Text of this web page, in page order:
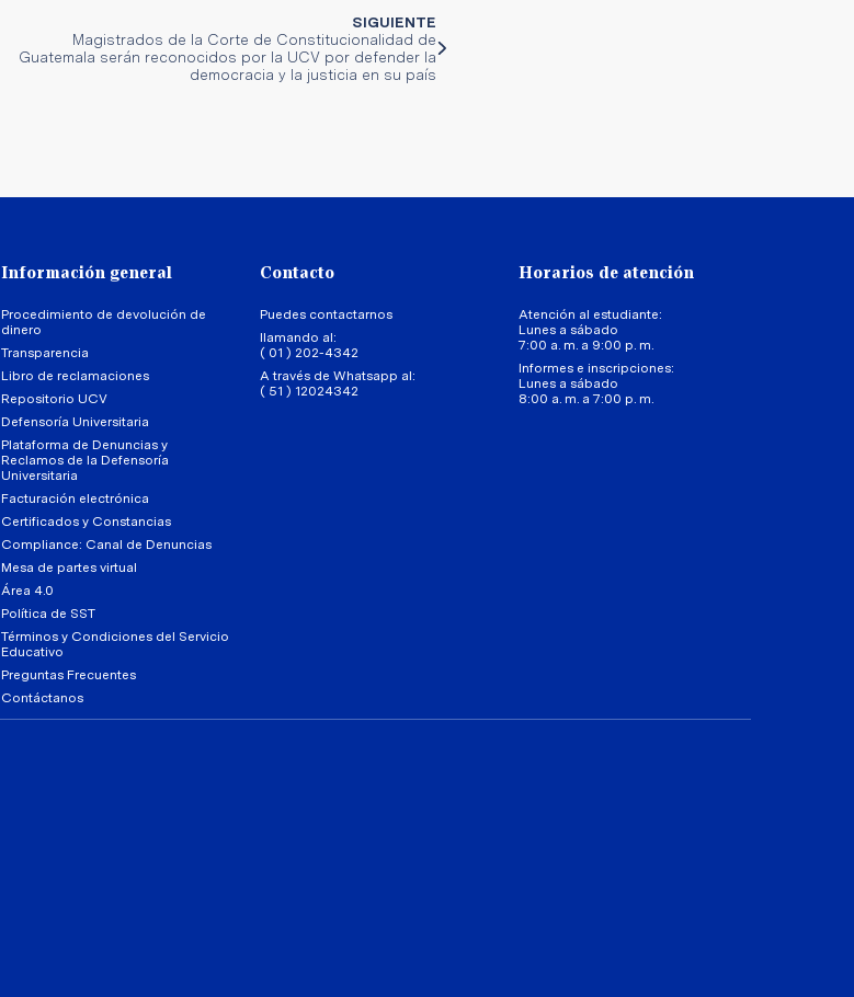
SIGUIENTE
Magistrados de la Corte de Constitucionalidad de
Guatemala serán reconocidos por la UCV por defender la
democracia y la justicia en su país
Información general
Procedimiento de devolución de
dinero
Transparencia
Libro de reclamaciones
Repositorio UCV
Defensoría Universitaria
Plataforma de Denuncias y
Reclamos de la Defensoría
Universitaria
Facturación electrónica
Certificados y Constancias
Compliance: Canal de Denuncias
Mesa de partes virtual
Área 4.0
Política de SST
Términos y Condiciones del Servicio
Educativo
Preguntas Frecuentes
Contáctanos
Contacto
Puedes contactarnos
llamando al:
( 01 ) 202-4342
A través de Whatsapp al:
( 51 ) 12024342
Horarios de atención
Atención al estudiante:
Lunes a sábado
7:00 a. m. a 9:00 p. m.
Informes e inscripciones:
Lunes a sábado
8:00 a. m. a 7:00 p. m.